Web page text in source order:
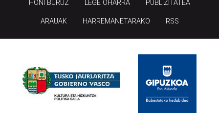
HONI BURUZ LEGE OHARRA PUBLIZITATEA
ARAUAK HARREMANETARAKO RSS